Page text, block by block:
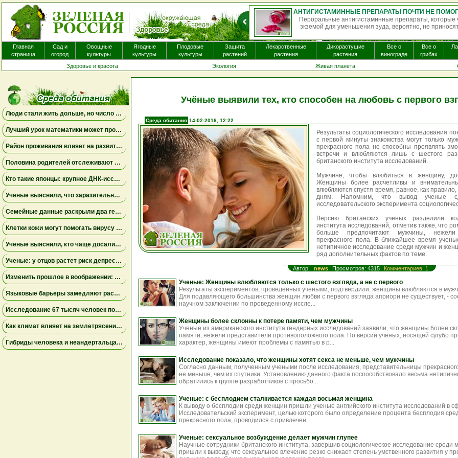
Пероральные антигистаминные препараты, которые часто
экземой для уменьшения зуда, вероятно, не приносят
Главная
страница
Сад и
огород
Овощные
культуры
Ягодные
культуры
Плодовые
культуры
Защита
растений
Лекарственные
растения
Дикорастущие
растения
Все о
винограде
Все о
грибах
Здоровье и красота
Экология Живая планета
Люди стали жить дольше, но число лет, проведённых с болезнями, продолжает расти
Лучший урок математики может проходить дома
Район проживания влияет на развитие мозга ребенка
Половина родителей отслеживают местоположение взрослых детей, но это не всегда приносит спокойствие
Кто такие японцы: крупное ДНК-исследование меняет представления о происхождении народа
Учёные выяснили, что заразительное зевание может начинаться ещё до рождения
Семейные данные раскрыли два генетических пути к детской депрессии и тревожности
Клетки кожи могут помогать вирусу бешенства проникать в нервную систему даже при незначительных повреждениях
Учёные выяснили, кто чаще досаливает еду: мужчины лидируют, а поведение женщин зависит от образа жизни
Ученые: у отцов растет риск депрессии через год после рождения ребенка
Изменить прошлое в воображении: как работа с воспоминаниями снижает страх неудачи
Языковые барьеры замедляют распространение знаний и инноваций — результаты исследования
Исследование 67 тысяч человек показало неожиданные факты о сексуальном влечении и возрасте
Как климат влияет на землетрясения: учёные установили связь между изменением уровня озера Туркана и тектонической активностью
Гибриды человека и неандертальца могли вымирать из-за несовместимости крови — новое исследование
Учёные выявили тех, кто способен на любовь с первого
Среда обитания 14-02-2016, 12:22
Результаты социологического исследования
с первой минуты знакомства могут только
прекрасного пола не способны проявлять
встречи и влюбляются лишь с шестого
британского института исследований.
Мужчине, чтобы влюбиться в женщину,
Женщины более расчетливы и
влюбляются спустя время, равное, как
дням. Напомним, что вывод ученые
исследовательского эксперимента
Версию британских ученых разделили
института исследований, отметив также, что
больше предпочитают мужчины, нежели
прекрасного пола. В ближайшее время
нетипичное исследование среди мужчин и
ряд дополнительных фактов по теме.
Автор: news Просмотров: 4315 Комментариев: 1
Ученые: Женщины влюбляются только с шестого взгляда, а не с первого
Результаты экспериментов, проведенных учеными, подтвердили: женщины влюбляются в
Для подавляющего большинства женщин любви с первого взгляда априори не существует, -
научном заключении по проведенному иссле...
Женщины более склонны к потере памяти, чем мужчины
Ученые из американского института гендерных исследований заявили, что женщины более
памяти, нежели представители противоположного пола. По версии ученых, носящей сугубо
характер, женщины имеют проблемы с памятью в р...
Исследование показало, что женщины хотят секса не меньше, чем мужчины
Согласно данным, полученным учеными после исследования, представительницы
не меньше, чем их спутники. Установлению данного факта поспособствовало весьма
обратились к группе разработчиков с просьбо...
Ученые: с бесплодием сталкивается каждая восьмая женщина
К выводу о бесплодии среди женщин пришли ученые английского института исследований в
Исследовательский эксперимент, целью которого было определение процента бесплодия
прекрасного пола, проводился с привлечен...
Ученые: сексуальное возбуждение делает мужчин глупее
Научные сотрудники британского института, завершив социологическое исследование
пришли к выводу, что сексуальное влечение резко снижает степень умственного развития у